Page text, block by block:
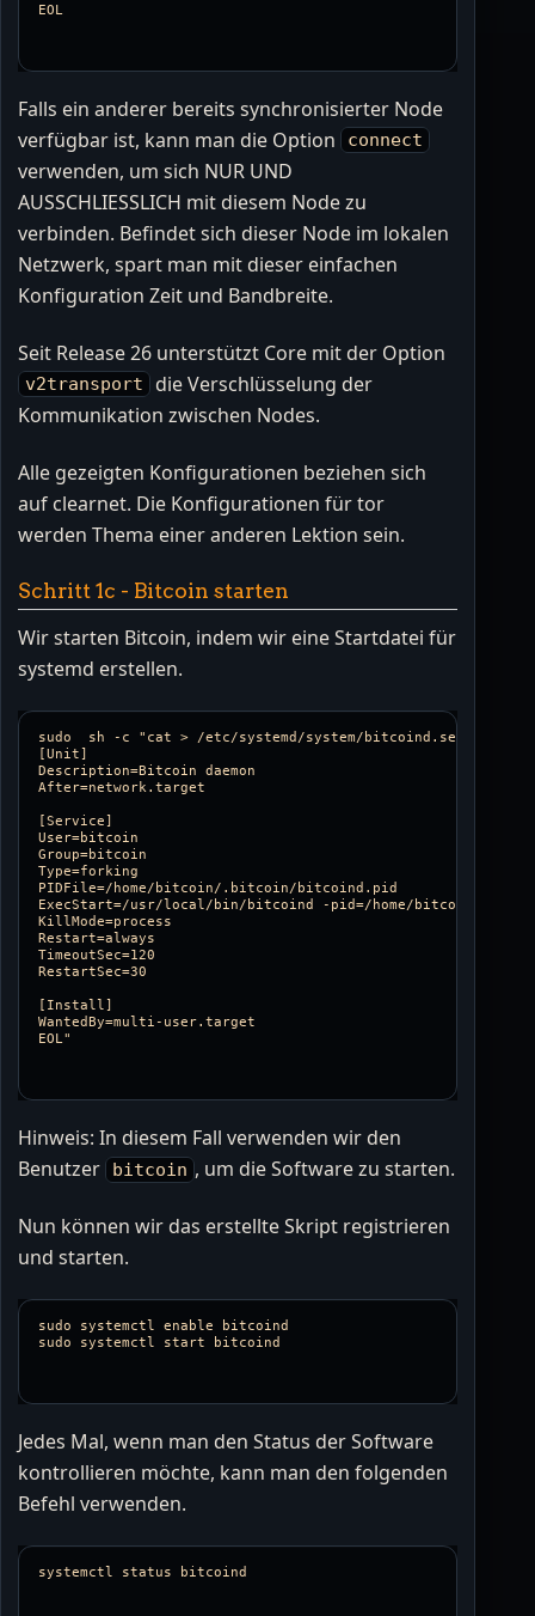
Falls ein anderer bereits synchronisierter Node
verfügbar ist, kann man die Option
connect
verwenden, um sich NUR UND
AUSSCHLIESSLICH mit diesem Node zu
verbinden. Befindet sich dieser Node im lokalen
Netzwerk, spart man mit dieser einfachen
Konfiguration Zeit und Bandbreite.
Seit Release 26 unterstützt Core mit der Option
v2transport
die Verschlüsselung der
Kommunikation zwischen Nodes.
Alle gezeigten Konfigurationen beziehen sich
auf clearnet. Die Konfigurationen für tor
werden Thema einer anderen Lektion sein.
Schritt 1c - Bitcoin starten
Wir starten Bitcoin, indem wir eine Startdatei für
systemd erstellen.
sudo  sh -c "cat > /etc/systemd/system/bitcoind.service
[Unit]
Description=Bitcoin daemon
After=network.target
[Service]
User=bitcoin
Group=bitcoin
Type=forking
PIDFile=/home/bitcoin/.bitcoin/bitcoind.pid
ExecStart=/usr/local/bin/bitcoind -pid=/home/bitcoin/
KillMode=process
Restart=always
TimeoutSec=120
RestartSec=30
[Install]
WantedBy=multi-user.target
Hinweis: In diesem Fall verwenden wir den
Benutzer
bitcoin , um die Software zu starten.
Nun können wir das erstellte Skript registrieren
und starten.
sudo systemctl enable bitcoind
Jedes Mal, wenn man den Status der Software
kontrollieren möchte, kann man den folgenden
Befehl verwenden.